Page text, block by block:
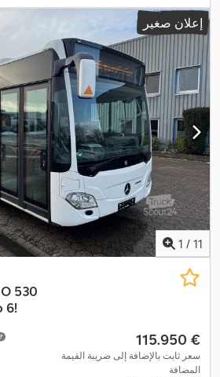
معدات:تكييف الهواء, سخان التدفئة أثناء
إعلان صغير
1 / 11
O 530
6!
‏115.950 €
سعر ثابت بالإضافة إلى ضريبة القيمة
المضافة